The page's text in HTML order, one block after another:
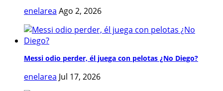
enelarea Ago 2, 2026
Messi odio perder, él juega con pelotas ¿No Diego?
enelarea Jul 17, 2026